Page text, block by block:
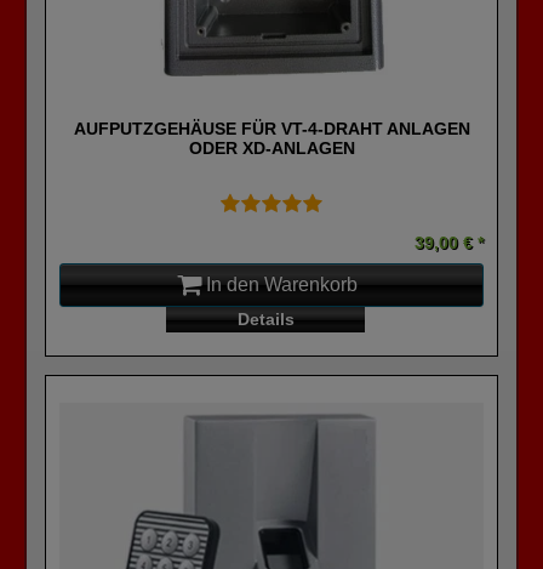
AUFPUTZGEHÄUSE FÜR VT-4-DRAHT ANLAGEN
ODER XD-ANLAGEN
39,00 € *
In den Warenkorb
Details